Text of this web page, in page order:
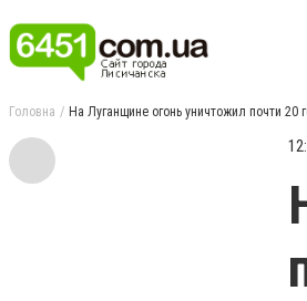
Головна На Луганщине огонь уничтожил почти 20